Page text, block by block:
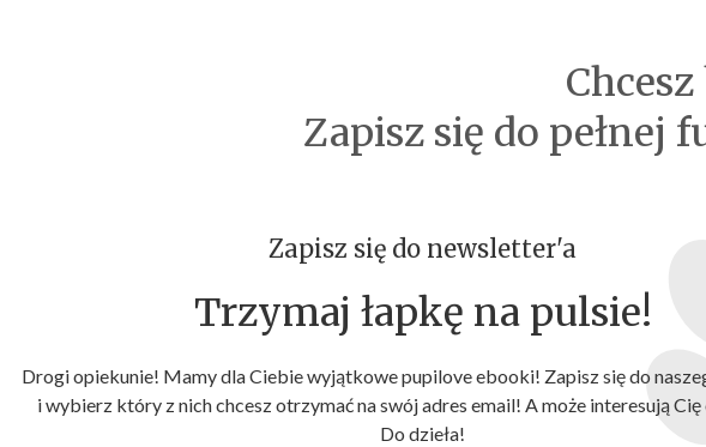
Zapisz się do pełnej
Zapisz się do newsletter'a
Trzymaj łapkę na pulsie!
Drogi opiekunie! Mamy dla Ciebie wyjątkowe pupilove ebooki! Zapisz się do
i wybierz który z nich chcesz otrzymać na swój adres email! A może interesują
Do dzieła!